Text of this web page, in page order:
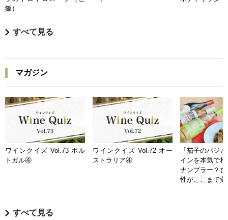
飯）
すべて見る
マガジン
ワインクイズ Vol.73 ポル
トガル④
ワインクイズ Vol.72 オー
ストラリア④
『茄子のバジ
インを本気で
ナンプラー？
性がここまで
すべて見る